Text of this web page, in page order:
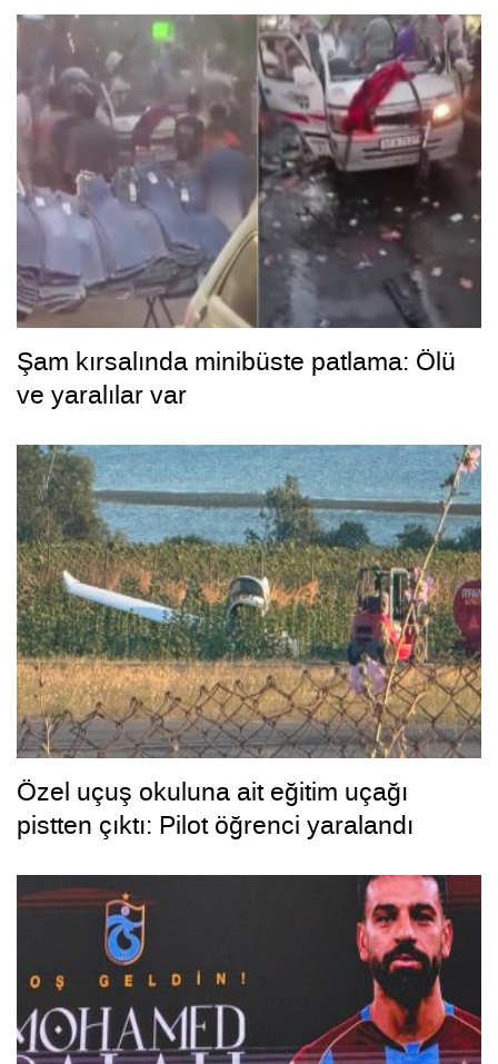
Şam kırsalında minibüste patlama: Ölü
ve yaralılar var
Özel uçuş okuluna ait eğitim uçağı
pistten çıktı: Pilot öğrenci yaralandı